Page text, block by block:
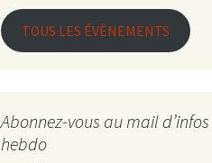
TOUS LES ÉVÈNEMENTS
Abonnez-vous au mail d’infos
hebdo